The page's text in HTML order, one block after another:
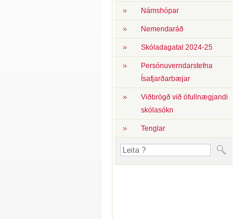
Námshópar
Nemendaráð
Skóladagatal 2024-25
Persónuverndarstefna
Ísafjarðarbæjar
Viðbrögð við ófullnægjandi
skólasókn
Tenglar